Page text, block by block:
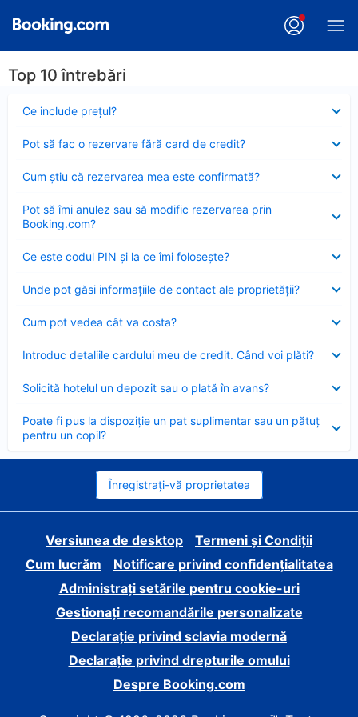
Top 10 întrebări
Ce include preţul?
închis
Pot să fac o rezervare fără card de credit?
închis
Cum ştiu că rezervarea mea este confirmată?
închis
Pot să îmi anulez sau să modific rezervarea prin
Booking.com?
închis
Ce este codul PIN şi la ce îmi foloseşte?
închis
Unde pot găsi informațiile de contact ale proprietății?
închis
Cum pot vedea cât va costa?
închis
Introduc detaliile cardului meu de credit. Când voi plăti?
închis
Solicită hotelul un depozit sau o plată în avans?
închis
Poate fi pus la dispoziție un pat suplimentar sau un pătuț
pentru un copil?
închis
Înregistrați-vă proprietatea
Versiunea de desktop
Termeni și Condiții
Cum lucrăm
Notificare privind confidențialitatea
Administrați setările pentru cookie-uri
Gestionați recomandările personalizate
Declarație privind sclavia modernă
Declarație privind drepturile omului
Despre Booking.com